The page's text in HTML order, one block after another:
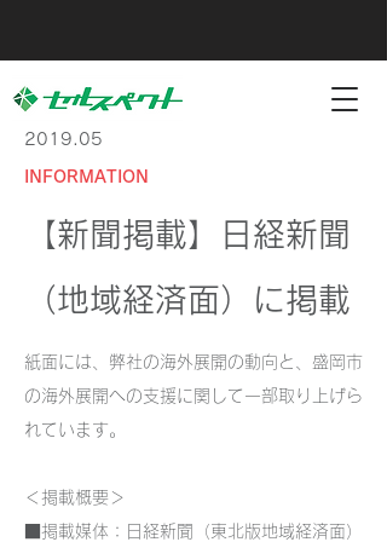
2019.05
INFORMATION
【新聞掲載】日経新聞
（地域経済面）に掲載
紙面には、弊社の海外展開の動向と、盛岡市
の海外展開への支援に関して一部取り上げら
れています。
＜掲載概要＞
■掲載媒体：日経新聞（東北版地域経済面）